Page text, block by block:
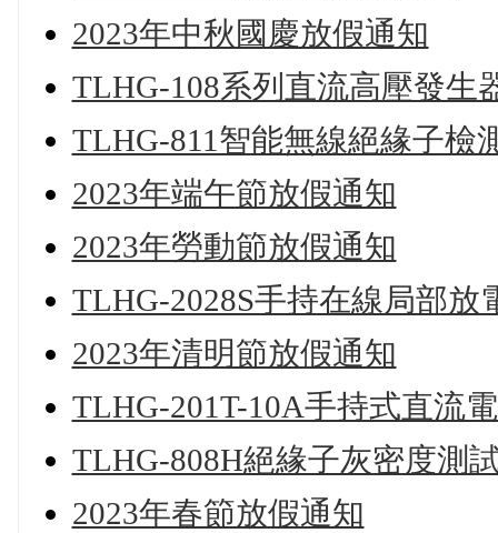
2023年中秋國慶放假通知
TLHG-108系列直流高壓發生
TLHG-811智能無線絕緣子檢
2023年端午節放假通知
2023年勞動節放假通知
TLHG-2028S手持在線局部放
2023年清明節放假通知
TLHG-201T-10A手持式直流
TLHG-808H絕緣子灰密度測
2023年春節放假通知